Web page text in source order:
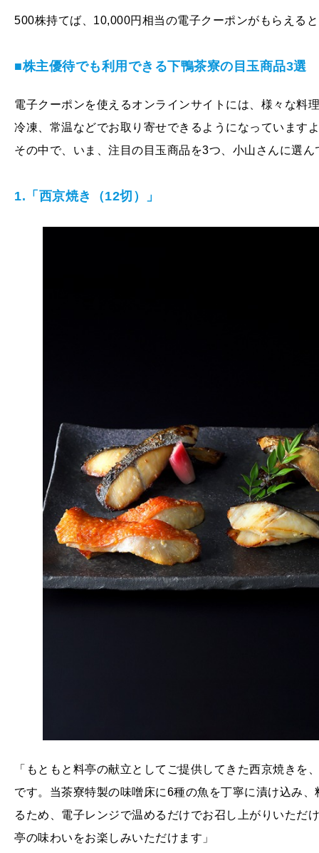
500株持てば、10,000円相当の電子クーポンがもらえる
■株主優待でも利用できる下鴨茶寮の目玉商品3選
電子クーポンを使えるオンラインサイトには、様々な料
冷凍、常温などでお取り寄せできるようになっています
その中で、いま、注目の目玉商品を3つ、小山さんに選
1.「西京焼き（12切）」
「もともと料亭の献立としてご提供してきた西京焼き
です。当茶寮特製の味噌床に6種の魚を丁寧に漬け込み
るため、電子レンジで温めるだけでお召し上がりいただ
亭の味わいをお楽しみいただけます」